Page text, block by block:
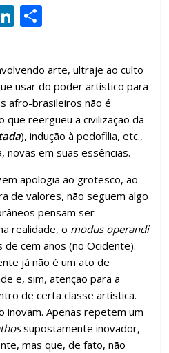
Li
e
dI
n
m
p
ar
til
h
ar
arte, ultraje ao culto
usar do poder artístico para
afro-brasileiros não é
que reergueu a civilização da
), indução à pedofilia, etc.,
novas em suas essências.
apologia ao grotesco, ao
de valores, não seguem algo
pensam ser
realidade, o modus operandi
de cem anos (no Ocidente).
já não é um ato de
e, sim, atenção para a
de certa classe artística.
inovam. Apenas repetem um
supostamente inovador,
mas que, de fato, não